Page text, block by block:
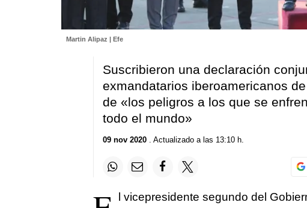
Martin Alipaz | Efe
Suscribieron una declaración
exmandatarios iberoamericanos
de «los peligros a los que se
todo el mundo»
09 nov 2020. Actualizado a las 13:10 h.
l vicepresidente segundo del